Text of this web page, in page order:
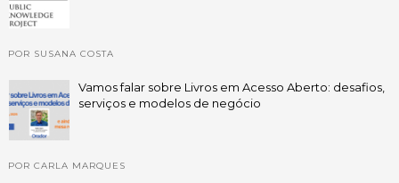
POR SUSANA COSTA
Vamos falar sobre Livros em Acesso Aberto: desafios,
serviços e modelos de negócio
POR CARLA MARQUES